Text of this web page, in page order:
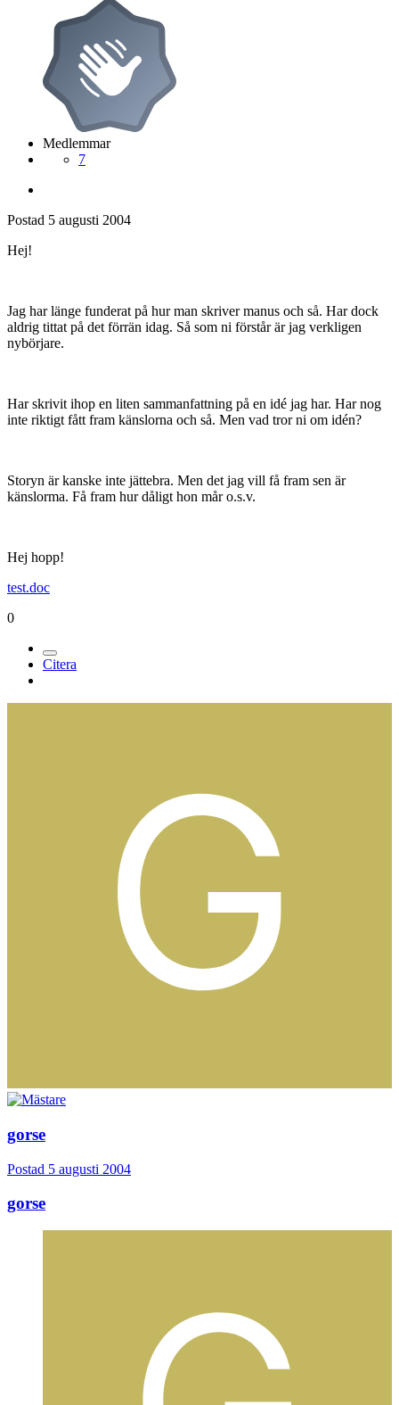
Medlemmar
7
Postad 5 augusti 2004
Hej!
Jag har länge funderat på hur man skriver manus och så. Har dock
aldrig tittat på det förrän idag. Så som ni förstår är jag verkligen
nybörjare.
Har skrivit ihop en liten sammanfattning på en idé jag har. Har nog
inte riktigt fått fram känslorna och så. Men vad tror ni om idén?
Storyn är kanske inte jättebra. Men det jag vill få fram sen är
känslorma. Få fram hur dåligt hon mår o.s.v.
Hej hopp!
test.doc
0
Citera
gorse
Postad 5 augusti 2004
gorse